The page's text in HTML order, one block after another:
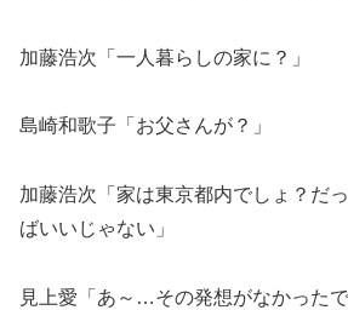
加藤浩次「一人暮らしの家に？」
島崎和歌子「お父さんが？」
加藤浩次「家は東京都内でしょ？だ
ばいいじゃない」
見上愛「あ～…その発想がなかったで